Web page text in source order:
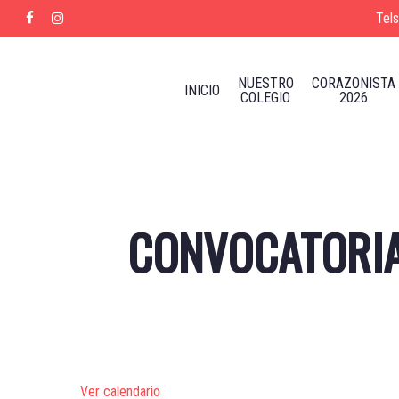
facebookinstagram
INICIO
NUESTRO
COLEGIO
CORAZONISTA
2026
Ver calendario